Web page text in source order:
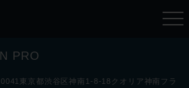
PRO
東京都渋谷区神南1-8-18クオリア神南フラ